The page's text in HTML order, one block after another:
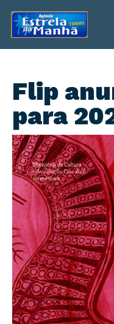
Flip
para